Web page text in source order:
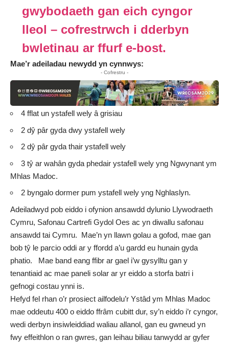
gwybodaeth gan eich cyngor
lleol – cofrestrwch i dderbyn
bwletinau ar ffurf e-bost.
Mae’r adeiladau newydd yn cynnwys:
- Cofrestru -
4 fflat un ystafell wely â grisiau
2 dŷ pâr gyda dwy ystafell wely
2 dŷ pâr gyda thair ystafell wely
3 tŷ ar wahân gyda phedair ystafell wely yng Ngwynant ym
Mhlas Madoc.
2 byngalo dormer pum ystafell wely yng Nghlaslyn.
Adeiladwyd pob eiddo i ofynion ansawdd dylunio Llywodraeth
Cymru, Safonau Cartrefi Gydol Oes ac yn diwallu safonau
ansawdd tai Cymru. Mae’n yn llawn golau a gofod, mae gan
bob tŷ le parcio oddi ar y ffordd a’u gardd eu hunain gyda
phatio. Mae band eang ffibr ar gael i’w gysylltu gan y
tenantiaid ac mae paneli solar ar yr eiddo a storfa batri i
gefnogi costau ynni is.
Hefyd fel rhan o’r prosiect ailfodelu’r Ystâd ym Mhlas Madoc
mae oddeutu 400 o eiddo ffrâm cubitt dur, sy’n eiddo i’r cyngor,
wedi derbyn insiwleiddiad waliau allanol, gan eu gwneud yn
fwy effeithlon o ran gwres, gan leihau biliau tanwydd ar gyfer